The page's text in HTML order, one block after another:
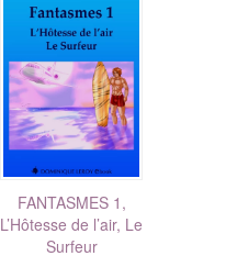
FANTASMES 1,
L’Hôtesse de l’air, Le
Surfeur